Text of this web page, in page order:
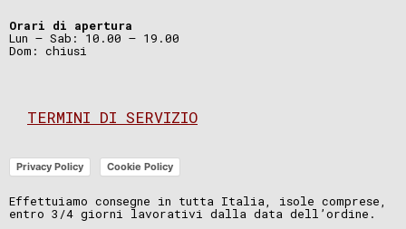
Orari di apertura
Lun – Sab: 10.00 – 19.00
Dom: chiusi
TERMINI DI SERVIZIO
Privacy Policy Cookie Policy
Effettuiamo consegne in tutta Italia, isole comprese,
entro 3/4 giorni lavorativi dalla data dell’ordine.